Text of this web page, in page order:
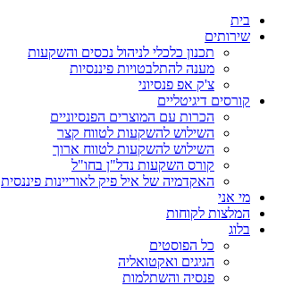
בית
שירותים
תכנון כלכלי לניהול נכסים והשקעות
מענה להתלבטויות פיננסיות
צ'ק אפ פנסיוני
קורסים דיגיטליים
הכרות עם המוצרים הפנסיוניים
השילוש להשקעות לטווח קצר
השילוש להשקעות לטווח ארוך
קורס השקעות נדל"ן בחו"ל
האקדמיה של איל פיק לאוריינות פיננסית
מי אני
המלצות לקוחות
בלוג
כל הפוסטים
הגיגים ואקטואליה
פנסיה והשתלמות